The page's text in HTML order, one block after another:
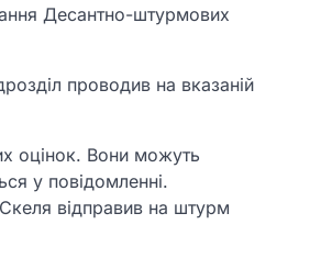
Десантно-штурмових
проводив на вказаній
оцінок. Вони можуть
у повідомленні.
відправив на штурм